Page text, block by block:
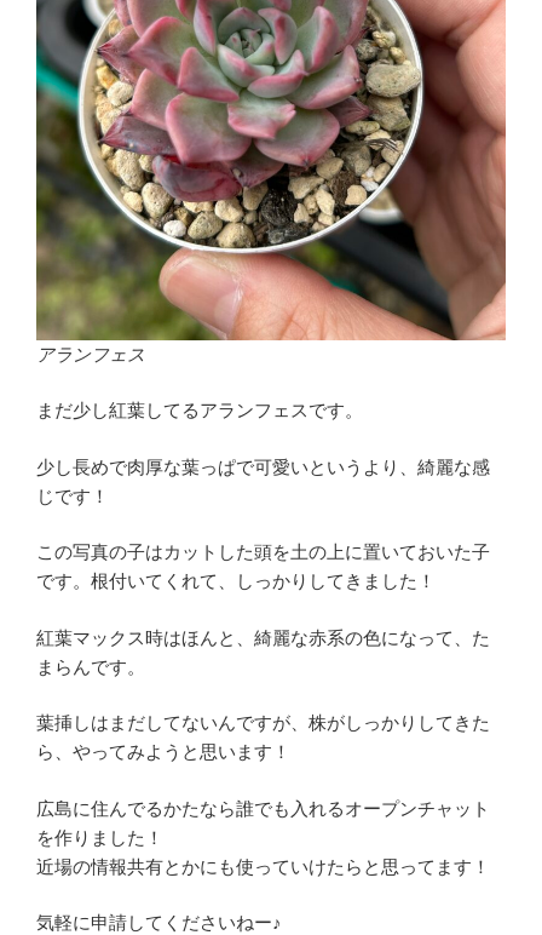
アランフェス
まだ少し紅葉してるアランフェスです。
少し長めで肉厚な葉っぱで可愛いというより、綺麗な感
じです！
この写真の子はカットした頭を土の上に置いておいた子
です。根付いてくれて、しっかりしてきました！
紅葉マックス時はほんと、綺麗な赤系の色になって、た
まらんです。
葉挿しはまだしてないんですが、株がしっかりしてきた
ら、やってみようと思います！
広島に住んでるかたなら誰でも入れるオープンチャット
を作りました！
近場の情報共有とかにも使っていけたらと思ってます！
気軽に申請してくださいねー♪